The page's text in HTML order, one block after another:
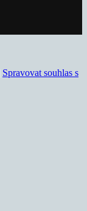
Spravovat souhlas s